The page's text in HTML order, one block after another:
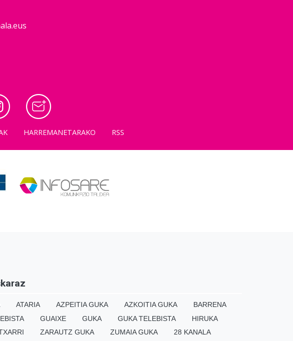
HARREMANETARAKO RSS
ATARIA AZPEITIA GUKA AZKOITIA GUKA
BARRENA
GUAIXE GUKA GUKA TELEBISTA
HIRUKA
ZARAUTZ GUKA ZUMAIA GUKA 28 KANALA